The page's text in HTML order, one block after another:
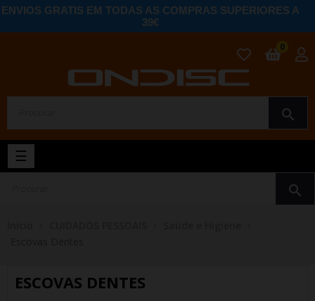
ENVIOS GRATIS EM TODAS AS COMPRAS SUPERIORES A
39€
search
0
Toggle
navigation
☰
search
ESCOVAS DENTES